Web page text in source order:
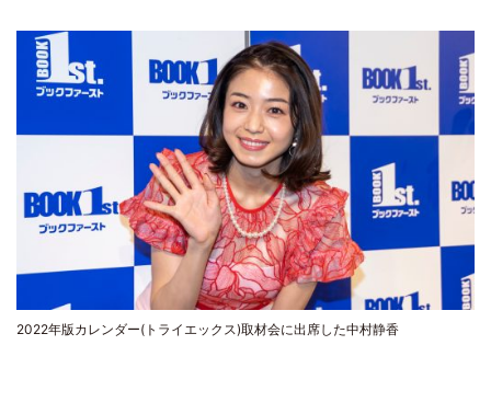
2022年版カレンダー(トライエックス)取材会に出席した中村静香